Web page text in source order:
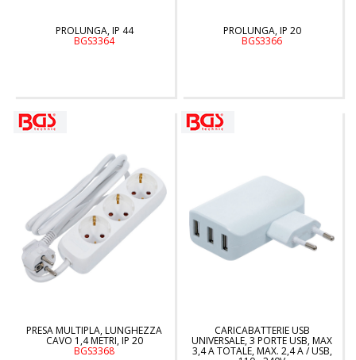
PROLUNGA, IP 44
BGS3364
PROLUNGA, IP 20
BGS3366
PRESA MULTIPLA, LUNGHEZZA
CAVO 1,4 METRI, IP 20
BGS3368
CARICABATTERIE USB
UNIVERSALE, 3 PORTE USB, MAX
3,4 A TOTALE, MAX. 2,4 A / USB,